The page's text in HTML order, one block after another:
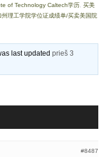
of Technology Caltech学历 买美
州理工学院学位证成绩单/买卖美国院
last updatedprieš 3
#8487